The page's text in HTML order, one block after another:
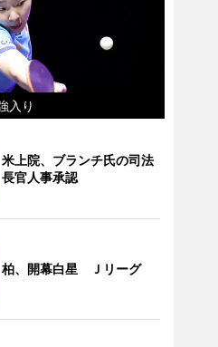
入り
米上院、ブランチ氏の司法
長官人事承認
柏、開幕白星 Ｊリーグ